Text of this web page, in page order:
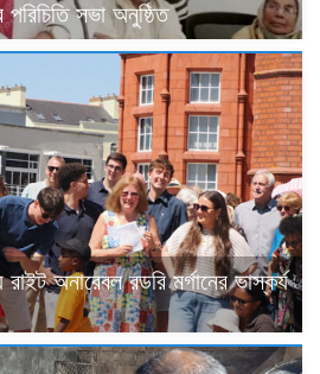
সভা অনুষ্ঠিত
অনারেবল রডরি মর্গানের ভাস্কর্য